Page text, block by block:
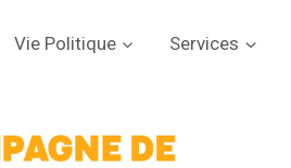
Vie Politique Services